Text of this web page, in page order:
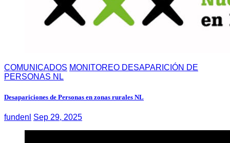
COMUNICADOS MONITOREO DESAPARICIÓN DE
PERSONAS NL
Desapariciones de Personas en zonas rurales NL
fundenl Sep 29, 2025